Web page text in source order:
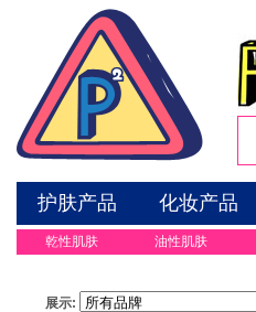
护肤产品 化妆产品
乾性肌肤 油性肌肤
展示: